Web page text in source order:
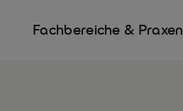
Fachbereiche & Praxen